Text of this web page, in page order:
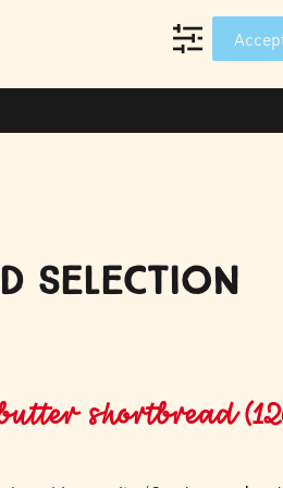
SELECTION
shortbread